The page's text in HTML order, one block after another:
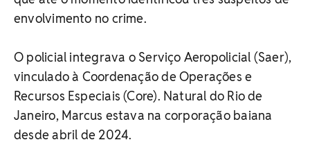
envolvimento no crime.
O policial integrava o Serviço Aeropolicial (Saer),
vinculado à Coordenação de Operações e
Recursos Especiais (Core). Natural do Rio de
Janeiro, Marcus estava na corporação baiana
desde abril de 2024.